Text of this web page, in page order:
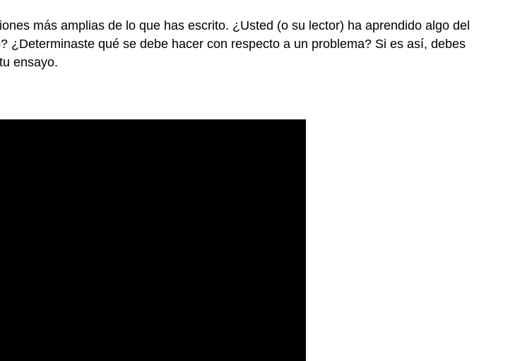
más amplias de lo que has escrito. ¿Usted (o su lector) ha aprendido algo del
qué se debe hacer con respecto a un problema? Si es así, debes
ensayo.